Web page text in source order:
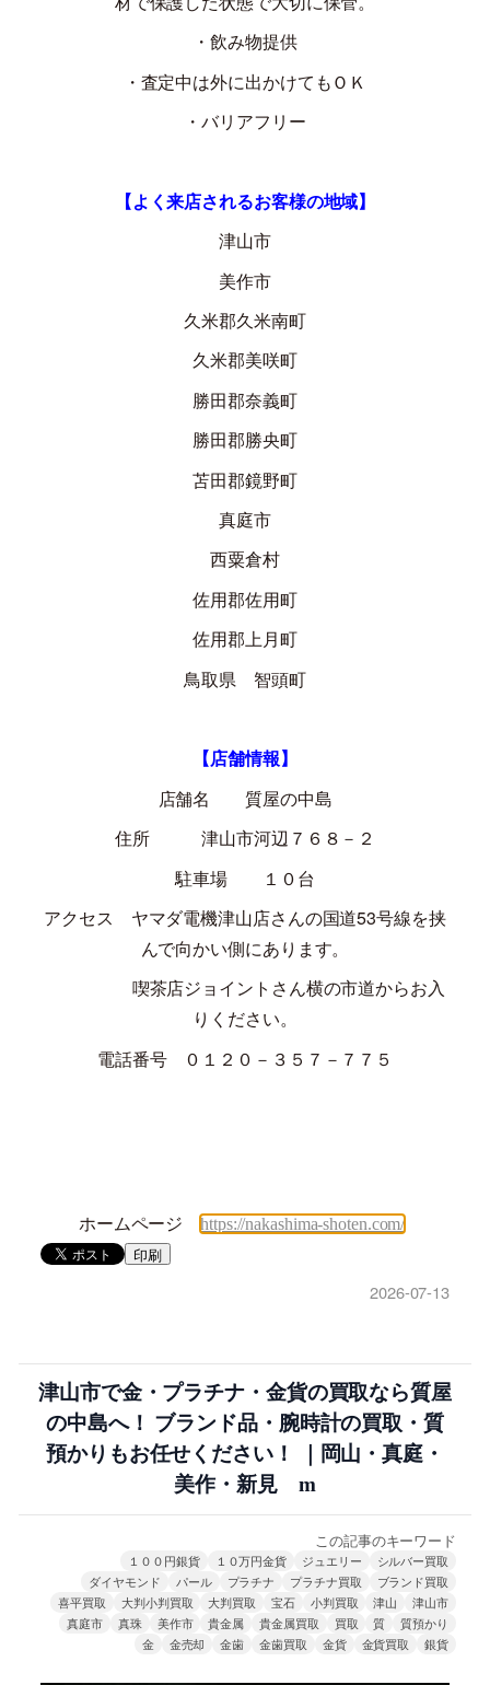
・飲み物提供
・査定中は外に出かけてもＯＫ
・バリアフリー
【よく来店されるお客様の地域】
津山市
美作市
久米郡久米南町
久米郡美咲町
勝田郡奈義町
勝田郡勝央町
苫田郡鏡野町
真庭市
西粟倉村
佐用郡佐用町
佐用郡上月町
鳥取県 智頭町
【店舗情報】
店舗名 質屋の中島
住所 津山市河辺７６８－２
駐車場 １０台
アクセス ヤマダ電機津山店さんの国道53号線を挟
んで向かい側にあります。
喫茶店ジョイントさん横の市道からお入
りください。
電話番号 ０１２０－３５７－７７５
ホームページ https://nakashima-shoten.com/
印刷
2026-07-13
津山市で金・プラチナ・金貨の買取なら質屋
の中島へ！ ブランド品・腕時計の買取・質
預かりもお任せください！ ｜岡山・真庭・
美作・新見 m
この記事のキーワード
１００円銀貨 １０万円金貨 ジュエリー
シルバー買取
ダイヤモンド
パール プラチナ プラチナ買取
ブランド買取
喜平買取
大判小判買取 大判買取 宝石 小判買取 津山
津山市
真庭市
真珠 美作市 貴金属 貴金属買取 買取 質
質預かり
金
金売却 金歯 金歯買取 金貨 金貨買取 銀貨